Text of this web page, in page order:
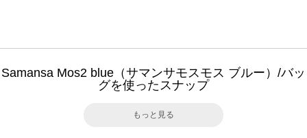
Samansa Mos2 blue（サマンサモスモス ブルー）/バッ
グを使ったスナップ
もっと見る